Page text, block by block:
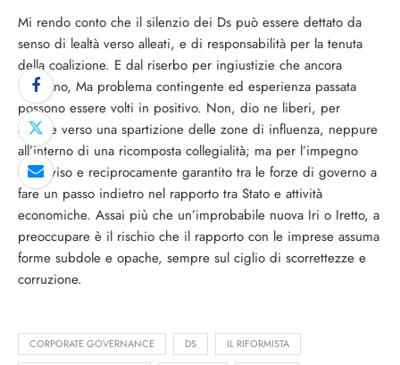
Mi rendo conto che il silenzio dei Ds può essere dettato da
senso di lealtà verso alleati, e di responsabilità per la tenuta
della coalizione. E dal riserbo per ingiustizie che ancora
bruciano, Ma problema contingente ed esperienza passata
possono essere volti in positivo. Non, dio ne liberi, per
andare verso una spartizione delle zone di influenza, neppure
all’interno di una ricomposta collegialità; ma per l’impegno
condiviso e reciprocamente garantito tra le forze di governo a
fare un passo indietro nel rapporto tra Stato e attività
economiche. Assai più che un’improbabile nuova Iri o Iretto, a
preoccupare è il rischio che il rapporto con le imprese assuma
forme subdole e opache, sempre sul ciglio di scorrettezze e
corruzione.
CORPORATE GOVERNANCE DS IL RIFORMISTA